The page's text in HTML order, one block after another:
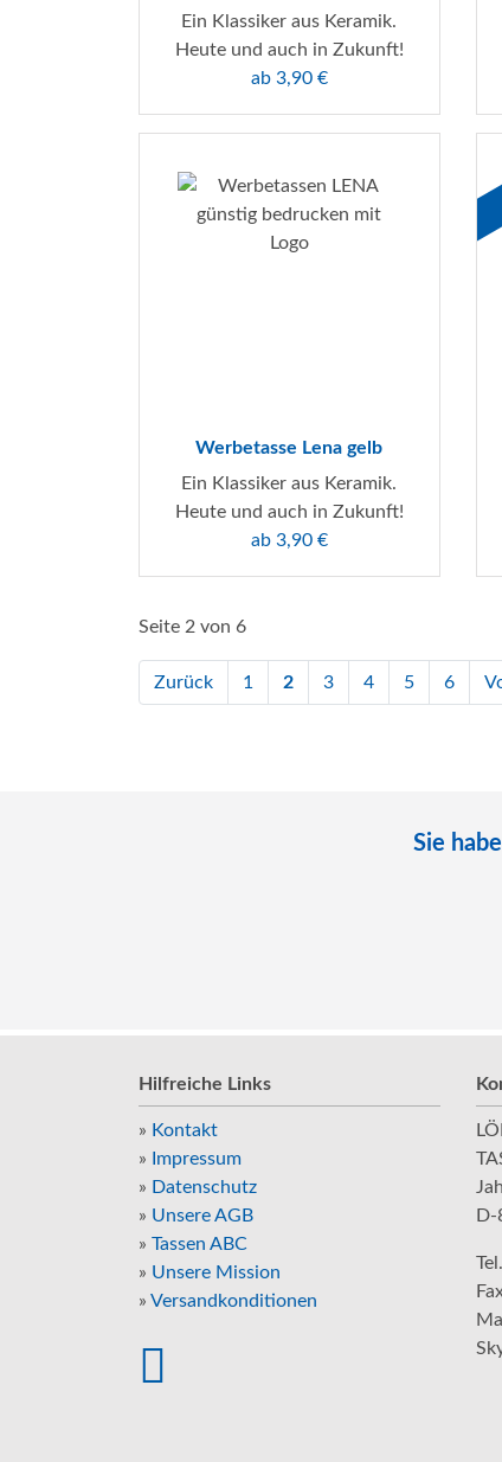
Ein Klassiker aus Keramik.
Heute und auch in Zukunft!
ab 3,90 €
Werbetasse Lena gelb
Ein Klassiker aus Keramik.
Heute und auch in Zukunft!
ab 3,90 €
Seite 2 von 6
Zurück 1 2 3 4 5 6
Sie
Hilfreiche Links
» Kontakt
»
Impressum
» Datenschutz
» Unsere AGB
» Tassen ABC
» Unsere Mission
» Versandkonditionen